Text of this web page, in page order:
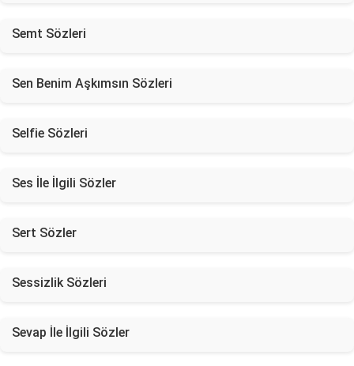
Semt Sözleri
Sen Benim Aşkımsın Sözleri
Selfie Sözleri
Ses İle İlgili Sözler
Sert Sözler
Sessizlik Sözleri
Sevap İle İlgili Sözler